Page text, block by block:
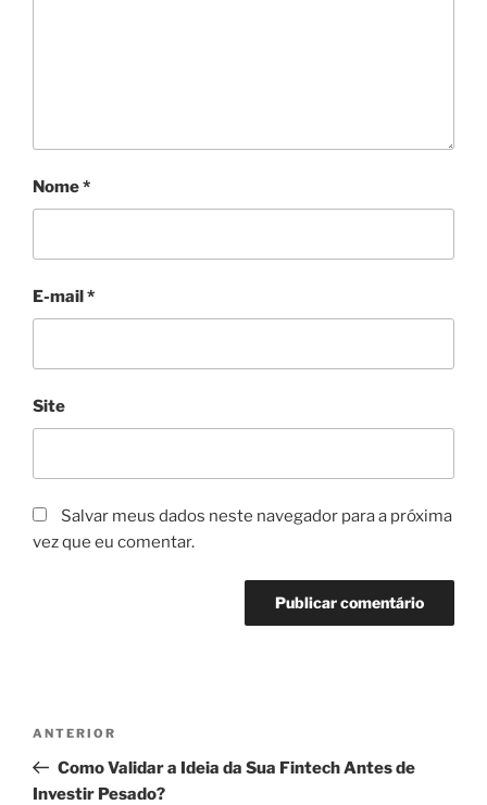
Nome*
E-mail*
Site
Salvar meus dados neste navegador para a próxima
vez que eu comentar.
Post
Post
anterior
ANTERIOR
Como Validar a Ideia da Sua Fintech Antes de
Investir Pesado?